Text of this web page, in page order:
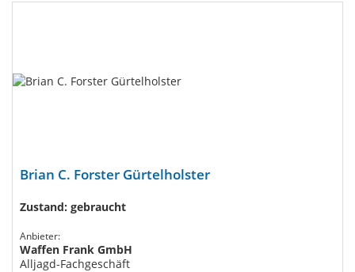
Brian C. Forster Gürtelholster
Zustand: gebraucht
Anbieter:
Waffen Frank GmbH
Alljagd-Fachgeschäft